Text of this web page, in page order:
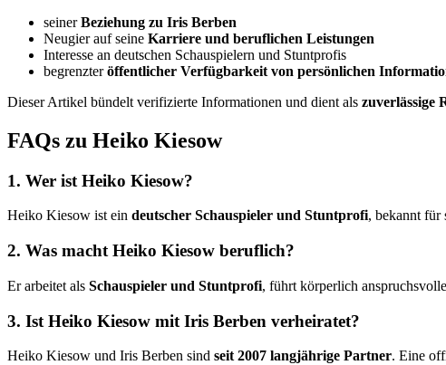
seinerBeziehung zu Iris Berben
Neugier auf seine Karriere und beruflichen Leistungen
Interesse an deutschen Schauspielern und Stuntprofis
begrenzteröffentlicher Verfügbarkeit von persönlichen
Dieser Artikel bündelt verifizierte Informationen und dient als zuverlässige
FAQs zu Heiko Kiesow
1. Wer ist Heiko Kiesow?
Heiko Kiesow ist ein deutscher Schauspieler und Stuntprofi, bekannt für
2. Was macht Heiko Kiesow beruflich?
Er arbeitet als Schauspieler und Stuntprofi, führt körperlich
3. Ist Heiko Kiesow mit Iris Berben verheiratet?
Heiko Kiesow und Iris Berben sind seit 2007 langjährige Partner. Eine